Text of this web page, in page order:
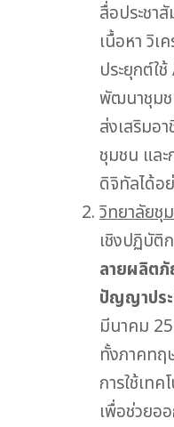
สื่อประชา
เนื้อหา วิเ
ประยุกต์ใ
พัฒนาชุมช
ส่งเสริม
ชุมชน และ
ดิจิทัลได้อ
วิทยาลัยชุ
เชิงปฏิบัติ
ลายผลิต
ปัญญาปร
มีนาคม
ทั้งภาคทฤ
การใช้เท
เพื่อช่วยอ